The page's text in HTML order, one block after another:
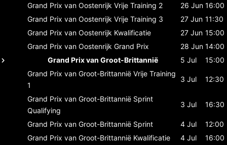
Grand Prix van Oostenrijk Vrije Training 2 26 Jun 16:00
Grand Prix van Oostenrijk Vrije Training 3 27 Jun 11:30
Grand Prix van Oostenrijk Kwalificatie 27 Jun 15:00
Grand Prix van Oostenrijk Grand Prix 28 Jun 14:00
Grand Prix van Groot-Brittannië
5 Jul
15:00
Grand Prix van Groot-Brittannië Vrije Training
1
3 Jul 12:30
Grand Prix van Groot-Brittannië Sprint
Qualifying
3 Jul 16:30
Grand Prix van Groot-Brittannië Sprint 4 Jul
12:00
Grand Prix van Groot-Brittannië Kwalificatie 4 Jul
16:00